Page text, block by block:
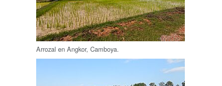
Arrozal en Angkor, Camboya.